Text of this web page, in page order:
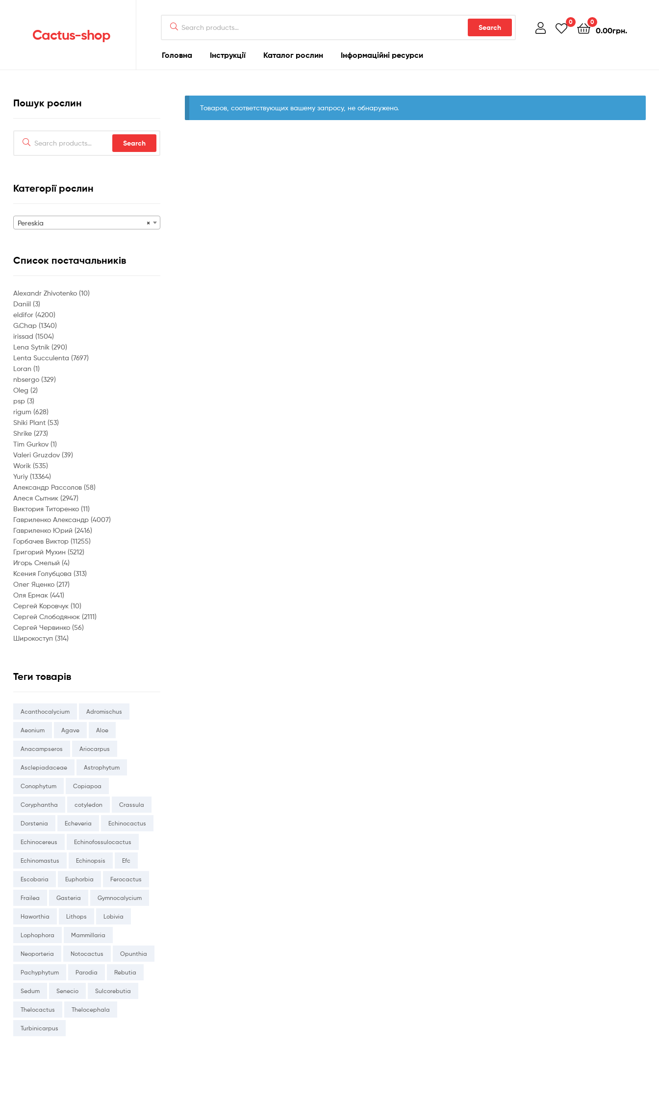
Cactus-shop
for:
Search
0 0
0.00грн.
Головна Інструкції Каталог рослин Інформаційні ресурси
Товаров, соответствующих вашему запросу, не обнаружено.
Пошук рослин
for:
Search
Категорії рослин
×
Pereskia
Список постачальників
Alexandr Zhivotenko (10)
Daniil (3)
eldifor (4200)
G.Chap (1340)
irissad (1504)
Lena Sytnik (290)
Lenta Succulenta (7697)
Loran (1)
nbsergo (329)
Oleg (2)
psp (3)
rigum (628)
Shiki Plant (53)
Shrike (273)
Tim Gurkov (1)
Valeri Gruzdov (39)
Worik (535)
Yuriy (13364)
Александр Рассолов (58)
Алеся Сытник (2947)
Виктория Титоренко (11)
Гавриленко Александр (4007)
Гавриленко Юрий (2416)
Горбачев Виктор (11255)
Григорий Мухин (5212)
Игорь Смелый (4)
Ксения Голубцова (313)
Олег Яценко (217)
Оля Ермак (441)
Сергей Коровчук (10)
Сергей Слободянюк (2111)
Сергей Червинко (56)
Широкоступ (314)
Теги товарів
Acanthocalycium Adromischus
Aeonium Agave Aloe
Anacampseros Ariocarpus
Asclepiadaceae Astrophytum
Conophytum Copiapoa
Coryphantha cotyledon Crassula
Dorstenia Echeveria Echinocactus
Echinocereus Echinofossulocactus
Echinomastus Echinopsis Efc
Escobaria Euphorbia Ferocactus
Frailea Gasteria Gymnocalycium
Haworthia Lithops Lobivia
Lophophora Mammillaria
Neoporteria Notocactus Opunthia
Pachyphytum Parodia Rebutia
Sedum Senecio Sulcorebutia
Thelocactus Thelocephala
Turbinicarpus